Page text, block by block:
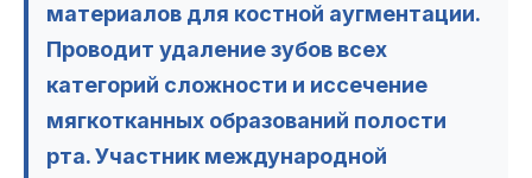
материалов для костной аугментации.
Проводит удаление зубов всех
категорий сложности и иссечение
мягкотканных образований полости
рта. Участник международной